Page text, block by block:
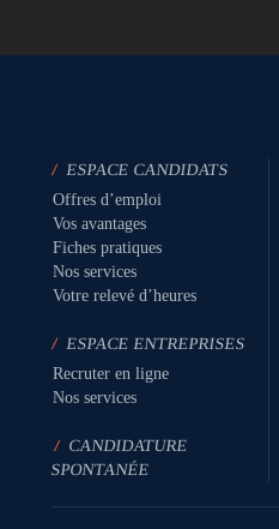
/ ESPACE CANDIDATS
Offres d’emploi
Vos avantages
Fiches pratiques
Nos services
Votre relevé d’heures
/ ESPACE ENTREPRISES
Recruter en ligne
Nos services
/ CANDIDATURE
SPONTANÉE